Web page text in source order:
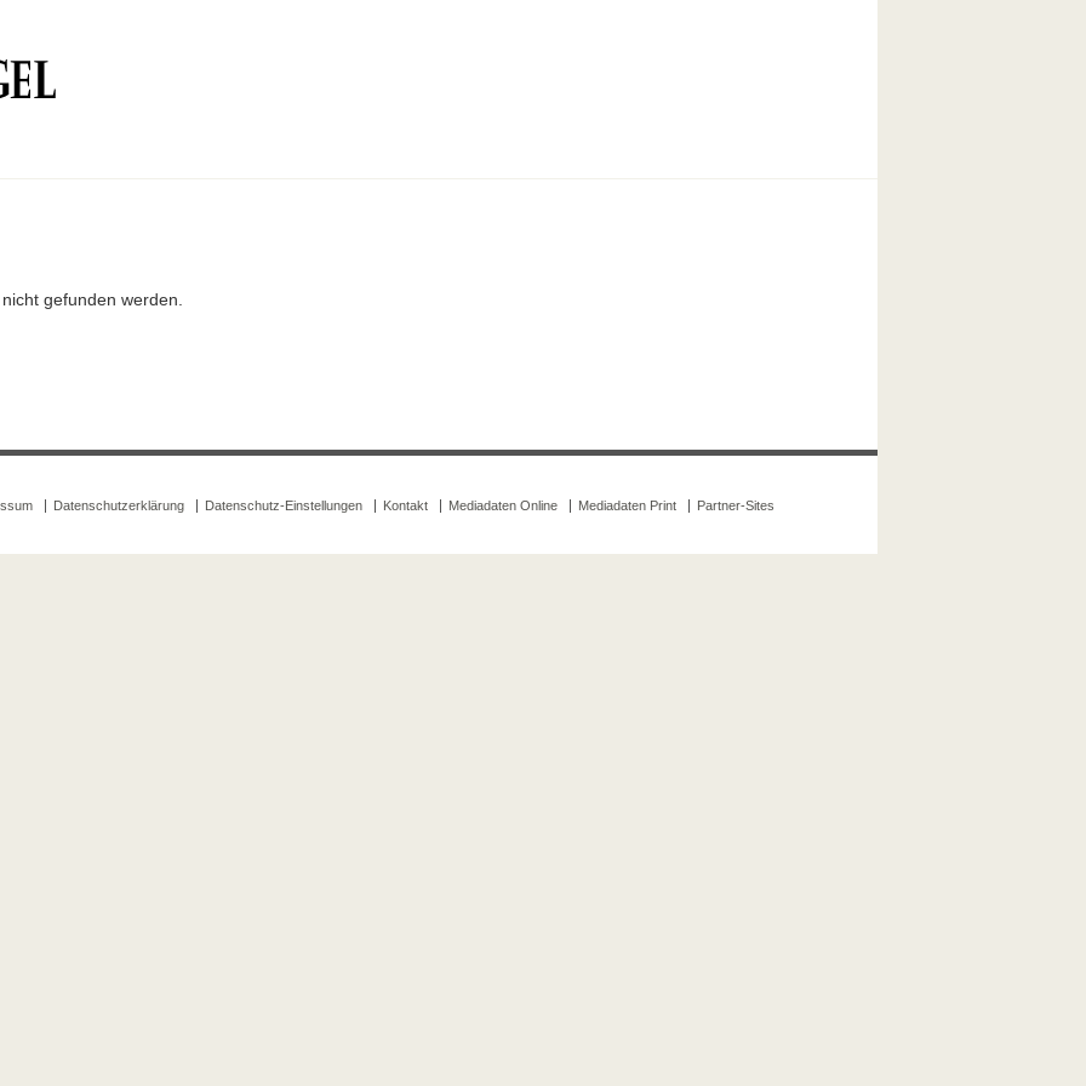
gefunden werden.
Datenschutzerklärung Datenschutz-Einstellungen Kontakt Mediadaten Online Mediadaten Print Partner-Sites